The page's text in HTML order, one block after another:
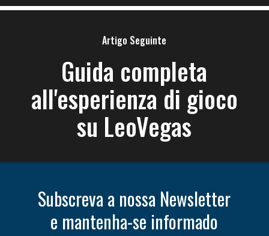
Artigo Seguinte
Guida completa
all'esperienza di gioco
su LeoVegas
Subscreva a nossa Newsletter
e mantenha-se informado